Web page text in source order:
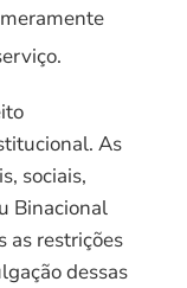
As
sociais,
Binacional
as restrições
dessas